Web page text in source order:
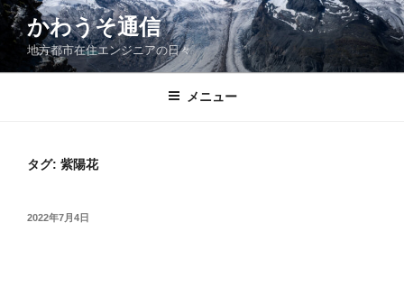
コ
ン
ン
かわうそ通信
地方都市在住エンジニアの日々
メニュー
タグ: 紫陽花
投
2022年7月4日